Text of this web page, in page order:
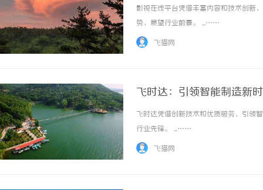
影视在线平台凭借丰富内容和技术创新
势，展望行业前景。 ...……
飞猫网
飞时达：引领智能制造新
飞时达凭借创新技术和优质服务，引领
行业先锋。 ...……
飞猫网